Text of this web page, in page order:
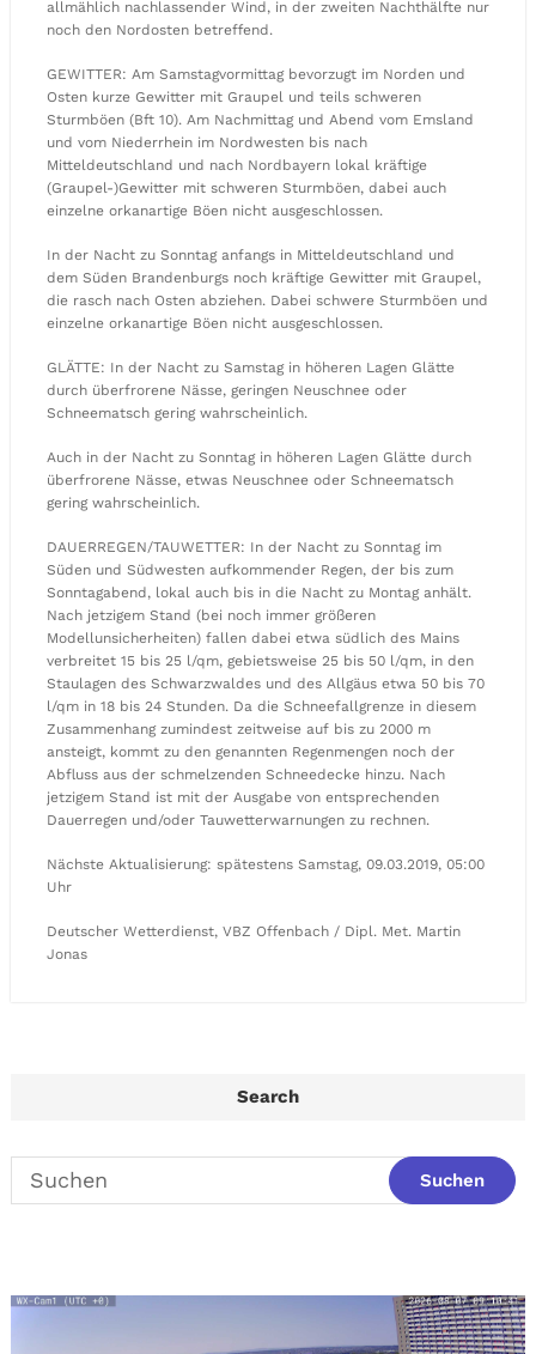
allmählich nachlassender Wind, in der zweiten Nachthälfte nur
noch den Nordosten betreffend.
GEWITTER: Am Samstagvormittag bevorzugt im Norden und
Osten kurze Gewitter mit Graupel und teils schweren
Sturmböen (Bft 10). Am Nachmittag und Abend vom Emsland
und vom Niederrhein im Nordwesten bis nach
Mitteldeutschland und nach Nordbayern lokal kräftige
(Graupel-)Gewitter mit schweren Sturmböen, dabei auch
einzelne orkanartige Böen nicht ausgeschlossen.
In der Nacht zu Sonntag anfangs in Mitteldeutschland und
dem Süden Brandenburgs noch kräftige Gewitter mit Graupel,
die rasch nach Osten abziehen. Dabei schwere Sturmböen und
einzelne orkanartige Böen nicht ausgeschlossen.
GLÄTTE: In der Nacht zu Samstag in höheren Lagen Glätte
durch überfrorene Nässe, geringen Neuschnee oder
Schneematsch gering wahrscheinlich.
Auch in der Nacht zu Sonntag in höheren Lagen Glätte durch
überfrorene Nässe, etwas Neuschnee oder Schneematsch
gering wahrscheinlich.
DAUERREGEN/TAUWETTER: In der Nacht zu Sonntag im
Süden und Südwesten aufkommender Regen, der bis zum
Sonntagabend, lokal auch bis in die Nacht zu Montag anhält.
Nach jetzigem Stand (bei noch immer größeren
Modellunsicherheiten) fallen dabei etwa südlich des Mains
verbreitet 15 bis 25 l/qm, gebietsweise 25 bis 50 l/qm, in den
Staulagen des Schwarzwaldes und des Allgäus etwa 50 bis 70
l/qm in 18 bis 24 Stunden. Da die Schneefallgrenze in diesem
Zusammenhang zumindest zeitweise auf bis zu 2000 m
ansteigt, kommt zu den genannten Regenmengen noch der
Abfluss aus der schmelzenden Schneedecke hinzu. Nach
jetzigem Stand ist mit der Ausgabe von entsprechenden
Dauerregen und/oder Tauwetterwarnungen zu rechnen.
Nächste Aktualisierung: spätestens Samstag, 09.03.2019, 05:00
Uhr
Deutscher Wetterdienst, VBZ Offenbach / Dipl. Met. Martin
Jonas
Search